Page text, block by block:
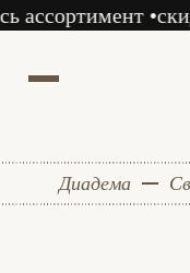
•скидки до 80%
Диадема